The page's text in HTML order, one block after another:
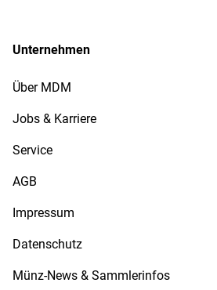
Unternehmen
Über MDM
Jobs & Karriere
Service
AGB
Impressum
Datenschutz
Münz-News & Sammlerinfos